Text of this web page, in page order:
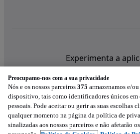
Experimenta a
Preocupamo-nos com a sua privacidade
Nós e os nossos parceiros 375 armazenamos e/
dispositivo, tais como identificadores únicos em
pessoais. Pode aceitar ou gerir as suas escolhas
qualquer momento na página da política de
sinalizadas aos nossos parceiros e não afetarão